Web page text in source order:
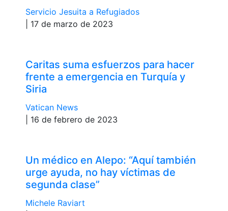
Servicio Jesuita a Refugiados
| 17 de marzo de 2023
Caritas suma esfuerzos para hacer
frente a emergencia en Turquía y
Siria
Vatican News
| 16 de febrero de 2023
Un médico en Alepo: “Aquí también
urge ayuda, no hay víctimas de
segunda clase”
Michele Raviart